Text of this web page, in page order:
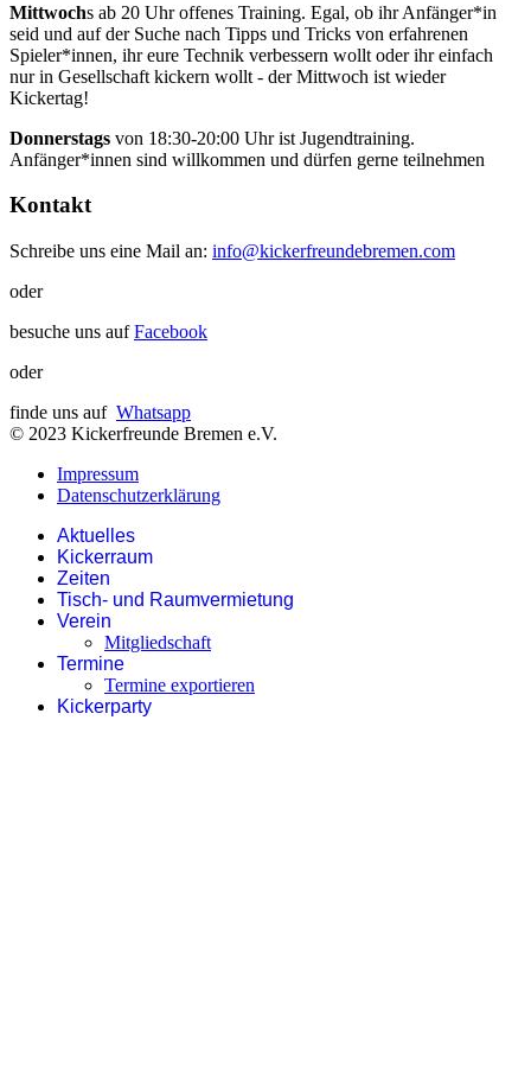
Mittwochs ab 20 Uhr offenes Training. Egal, ob ihr Anfänger*in
seid und auf der Suche nach Tipps und Tricks von erfahrenen
Spieler*innen, ihr eure Technik verbessern wollt oder ihr einfach
nur in Gesellschaft kickern wollt - der Mittwoch ist wieder
Kickertag!
Donnerstags von 18:30-20:00 Uhr ist Jugendtraining.
Anfänger*innen sind willkommen und dürfen gerne teilnehmen
Kontakt
Schreibe uns eine Mail an: info@kickerfreundebremen.com
oder
besuche uns aufFacebook
oder
finde uns auf Whatsapp
© 2023 Kickerfreunde Bremen e.V.
Impressum
Datenschutzerklärung
Aktuelles
Kickerraum
Zeiten
Tisch- und Raumvermietung
Verein
Mitgliedschaft
Termine
Termine exportieren
Kickerparty